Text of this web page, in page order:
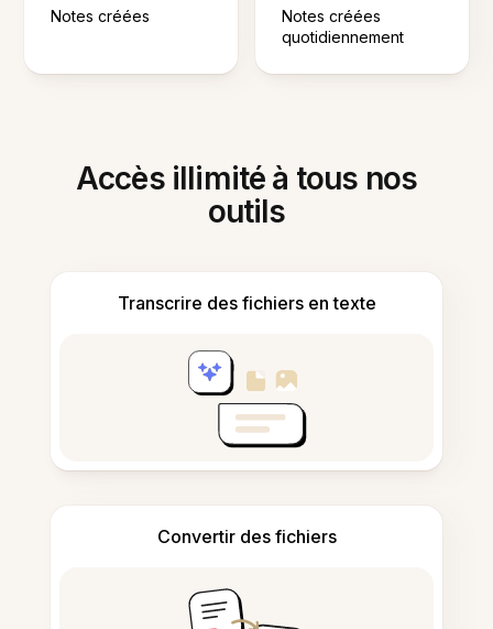
Notes créées
Notes créées
quotidiennement
Accès illimité à tous nos
outils
Transcrire des fichiers en texte
Convertir des fichiers